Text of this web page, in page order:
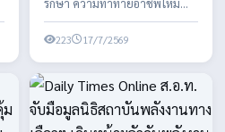
ทางด้านพลังงานทางเลือก
พลังงานสะอาด ในประเทศไทย
223 17/7/2569